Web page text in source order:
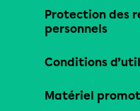
Protection des
personnels
Conditions
Matériel